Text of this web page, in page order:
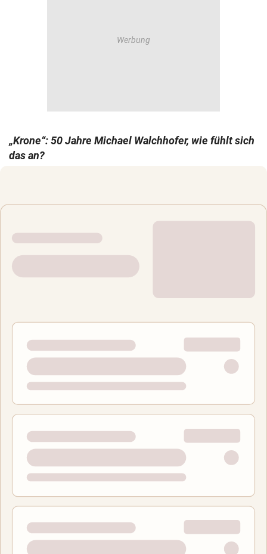
„Krone“:50 Jahre Michael Walchhofer, wie fühlt sich
das an?